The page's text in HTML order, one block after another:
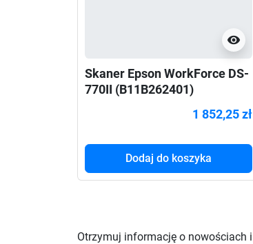
visibility
Skaner Epson WorkForce DS-
770II (B11B262401)
1 852,25 zł
Dodaj do koszyka
Otrzymuj informację o nowościach i